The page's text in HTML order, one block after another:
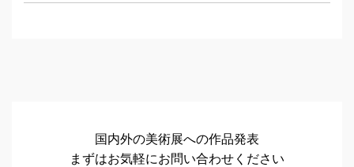
国内外の美術展への作品発表
まずはお気軽にお問い合わせください